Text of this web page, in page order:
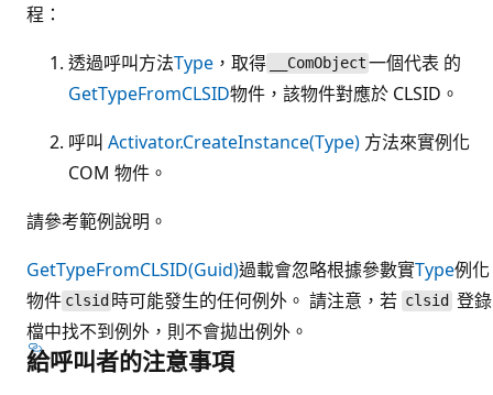
程：
透過呼叫方法Type ，取得 __ComObject 一個代表 的
GetTypeFromCLSID物件，該物件對應於 CLSID。
呼叫 Activator.CreateInstance(Type) 方法來實例化
COM 物件。
請參考範例說明。
GetTypeFromCLSID(Guid)過載會忽略根據參數實Type例化
物件 clsid 時可能發生的任何例外。 請注意，若 clsid 登錄
檔中找不到例外，則不會拋出例外。
給呼叫者的注意事項